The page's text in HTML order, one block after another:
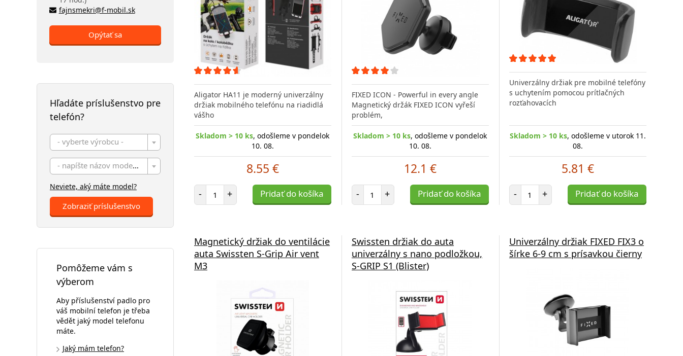
fajnsmekri@f-mobil.sk
Opýtať sa
Hľadáte príslušenstvo pre
telefón?
- vyberte výrobcu -
- napíšte názov modelu -
Neviete, aký máte model?
Zobraziť príslušenstvo
Pomôžeme vám s
výberom
Aby příslušenství padlo pro
váš mobilní telefon je třeba
vědět jaký model telefonu
máte.
Jaký mám telefon?
Aligator HA11 je moderný univerzálny
držiak mobilného telefónu na riadidlá
vášho
Skladom > 10 ks, odošleme v pondelok
10. 08.
8.55 €
- Počet položiek
+ Pridať do košíka
FIXED ICON - Powerful in every angle
Magnetický držák FIXED ICON vyřeší
problém,
Skladom > 10 ks, odošleme v pondelok
10. 08.
12.1 €
- Počet položiek
+ Pridať do košíka
Univerzálny držiak pre mobilné telefóny
s uchytením pomocou prítlačných
rozťahovacích
Skladom > 10 ks, odošleme v utorok 11.
08.
5.81 €
- Počet položiek
+ Pridať do košíka
Magnetický držiak do ventilácie
auta Swissten S-Grip Air vent
M3
Swissten držiak do auta
univerzálny s nano podložkou,
S-GRIP S1 (Blister)
Univerzálny držiak FIXED FIX3 o
šírke 6-9 cm s prísavkou čierny